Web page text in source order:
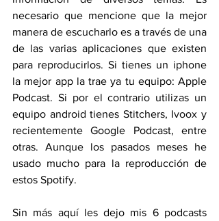
necesario que mencione que la mejor
manera de escucharlo es a través de una
de las varias aplicaciones que existen
para reproducirlos. Si tienes un iphone
la mejor app la trae ya tu equipo: Apple
Podcast. Si por el contrario utilizas un
equipo android tienes Stitchers, Ivoox y
recientemente Google Podcast, entre
otras. Aunque los pasados meses he
usado mucho para la reproducción de
estos Spotify.
Sin más aquí les dejo mis 6 podcasts